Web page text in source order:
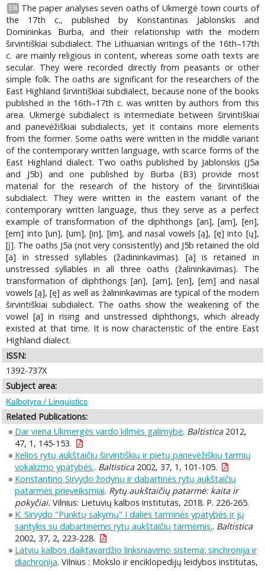
EN
The paper analyses seven oaths of Ukmergė town courts of
the 17th c., published by Konstantinas Jablonskis and
Domininkas Burba, and their relationship with the modern
širvintiškiai subdialect. The Lithuanian writings of the 16th–17th
c. are mainly religious in content, whereas some oath texts are
secular. They were recorded directly from peasants or other
simple folk. The oaths are significant for the researchers of the
East Highland širvintiškiai subdialect, because none of the books
published in the 16th–17th c. was written by authors from this
area. Ukmergė subdialect is intermediate between širvintiškiai
and panevėžiškiai subdialects, yet it contains more elements
from the former. Some oaths were written in the middle variant
of the contemporary written language, with scarce forms of the
East Highland dialect. Two oaths published by Jablonskis (J5a
and J5b) and one published by Burba (B3) provide most
material for the research of the history of the širvintiškiai
subdialect. They were written in the eastern variant of the
contemporary written language, thus they serve as a perfect
example of transformation of the diphthongs [an], [am], [en],
[em] into [un], [um], [in], [im], and nasal vowels [ą], [ę] into [ų],
[į]. The oaths J5a (not very consistently) and J5b retained the old
[a] in stressed syllables (žadininkavimas). [a] is retained in
unstressed syllables in all three oaths (žalininkavimas). The
transformation of diphthongs [an], [am], [en], [em] and nasal
vowels [ą], [ę] as well as žalininkavimas are typical of the modern
širvintiškiai subdialect. The oaths show the weakening of the
vowel [a] in rising and unstressed diphthongs, which already
existed at that time. It is now characteristic of the entire East
Highland dialect.
ISSN:
1392-737X
Subject area:
Kalbotyra / Linguistics
Related Publications:
Dar viena Ukmergės vardo kilmės galimybė. Baltistica2012,
47, 1, 145-153.
Kelios rytų aukštaičių širvintiškių ir pietų panevėžiškių tarmių
vokalizmo ypatybės.. Baltistica2002, 37, 1, 101-105.
Konstantino Sirvydo žodynų ir dabartinės rytų aukštaičių
patarmės prieveiksmiai. Rytų aukštaičių patarmė: kaita ir
pokyčiai. Vilnius: Lietuvių kalbos institutas, 2018. P. 226-265.
K. Sirvydo "Punktų sakymų" I dalies tarminės ypatybės ir jų
santykis su dabartinėmis rytų aukštaičių tarmėmis.. Baltistica
2002, 37, 2, 223-228.
Latvių kalbos daiktavardžio linksniavimo sistema: sinchronija ir
diachronija. Vilnius : Mokslo ir enciklopedijų leidybos institutas,